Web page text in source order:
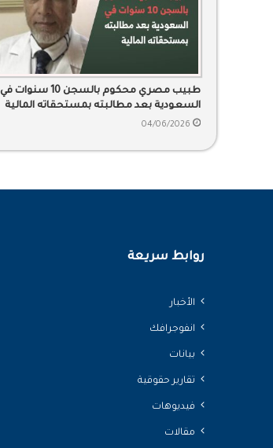
طبيب مصري محكوم بالسجن 10 سنوات في
السعودية بعد مطالبته بمستحقاته المالية
04/06/2026
روابط سريعة
الأخبار
انفوجرافك
بيانات
تقارير حقوقية
فيديوهات
مقالات